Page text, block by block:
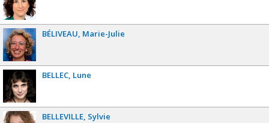
BÉLIVEAU Marie-Julie
BELLEC Lune
BELLEVILLE Sylvie